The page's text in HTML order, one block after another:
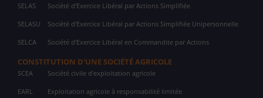
SELAS Société d'Exercice Libéral par Actions Simplifiée
SELASU Société d'Exercice Libéral par Actions Simplifiée Unipersonnelle
SELCA Société d'Exercice Libéral en Commandite par Actions
CONSTITUTION D'UNE SOCIÉTÉ AGRICOLE
SCEA Société civile d'exploitation agricole
EARL Exploitation agricole à responsabilité limitée